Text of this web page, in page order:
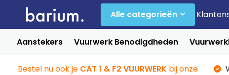
Alle categorieën
Aanstekers Vuurwerk Benodigdheden
Bestel nu ook je CAT 1 & F2 VUURWERK bij onze